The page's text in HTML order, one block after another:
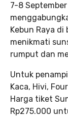
7-8
Kebun Raya di
menikmati
rumput dan
Untuk
Kaca, Hivi,
Harga tiket
Rp275.000